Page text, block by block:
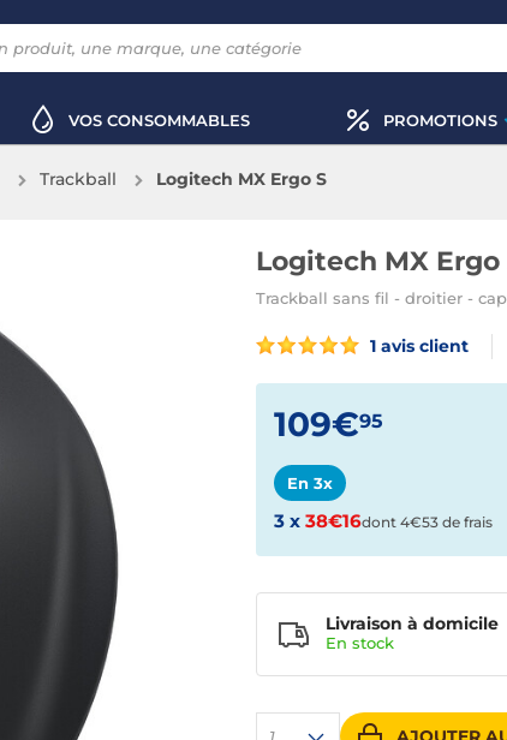
VOS CONSOMMABLES PROMOTIONS
Trackball Logitech MX Ergo S
Logitech MX Ergo
Trackball sans fil - droitier -
1 avis client
109€95
En 3x
3 x 38€16dont 4€53 de frais
Livraison à domicile
En stock